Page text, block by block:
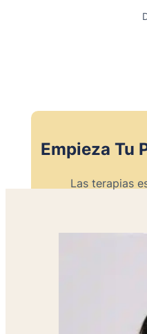
Empieza Tu
Las terapias